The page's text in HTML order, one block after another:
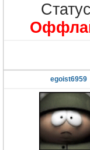
egoist6959